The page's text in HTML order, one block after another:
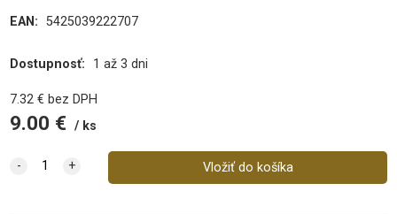
EAN: 5425039222707
Dostupnosť: 1 až 3 dni
7.32 € bez DPH
9.00 € ks